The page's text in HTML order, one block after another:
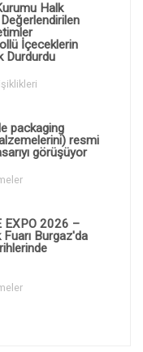
Halk
Değerlendirilen
İçeceklerin
Durdurdu
packaging
resmi
görüşüyor
EXPO 2026 –
Burgaz'da